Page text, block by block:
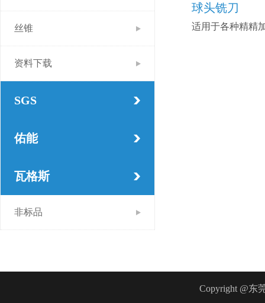
丝锥
资料下载
SGS
佑能
瓦格斯
非标品
球头铣刀
适用于各种精精
Copyright @东